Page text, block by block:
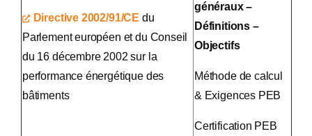
Directive 2002/91/CE du
Parlement européen et du Conseil
du 16 décembre 2002 sur la
performance énergétique des
bâtiments
généraux –
Définitions –
Objectifs
Méthode de calcul
& Exigences PEB
Certification PEB